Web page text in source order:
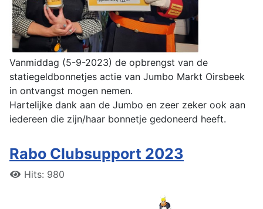
Vanmiddag (5-9-2023) de opbrengst van de
statiegeldbonnetjes actie van Jumbo Markt Oirsbeek
in ontvangst mogen nemen.
Hartelijke dank aan de Jumbo en zeer zeker ook aan
iedereen die zijn/haar bonnetje gedoneerd heeft.
Rabo Clubsupport 2023
Hits: 980